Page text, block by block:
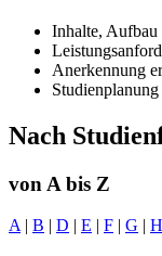
Inhalte, Aufbau
Anerkennung
Nach
von A bis Z
A | B | D | E | F | G | H